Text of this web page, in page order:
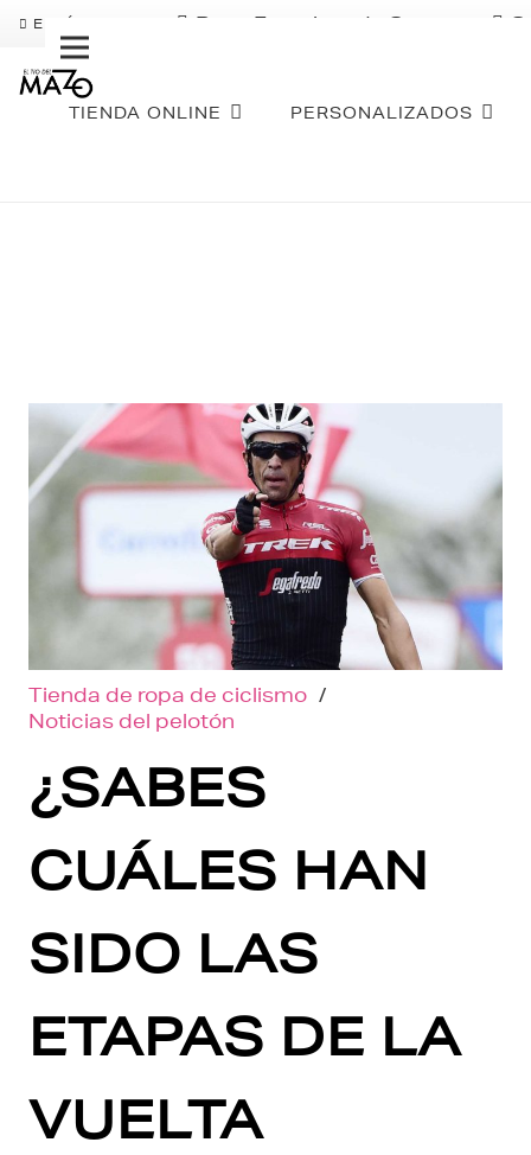
ENVÍO GRATIS Pago Fraccionado Sequra
TIENDA ONLINE PERSONALIZADOS
Tienda de ropa de ciclismo /
Noticias del pelotón
¿SABES
CUÁLES HAN
SIDO LAS
ETAPAS DE LA
VUELTA